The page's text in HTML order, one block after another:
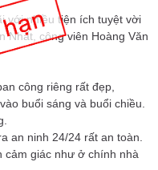
với nhiều tiện ích tuyệt vời
Nhất, công viên Hoàng Văn
công riêng rất đẹp,
buổi sáng và buổi chiều.
an ninh 24/24 rất an toàn.
cảm giác như ở chính nhà